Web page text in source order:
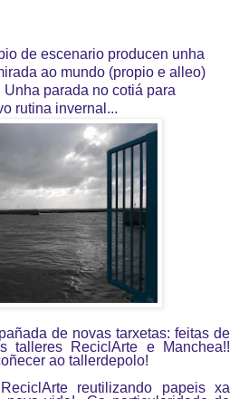
de escenario producen unha
ao mundo (propio e alleo)
parada no cotiá para
rutina invernal...
de novas tarxetas: feitas de
talleres ReciclArte e Manchea!!
ao tallerdepolo!
reutilizando papeis xa